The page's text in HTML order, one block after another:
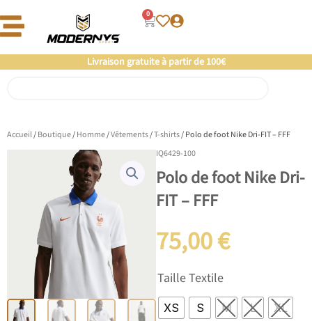
au
0
Panier
Livraison gratuite à partir de 100€
Offre un 🎁 Moderny’s : Coup de 💘 assuré
Accueil/Boutique/Homme/Vêtements/T-shirts/ Polo de foot Nike Dri-FIT – FFF
IQ6429-100
Polo de foot Nike Dri-
FIT – FFF
75,00€
Taille Textile
XS S M L XL
quantité
de
Polo
de